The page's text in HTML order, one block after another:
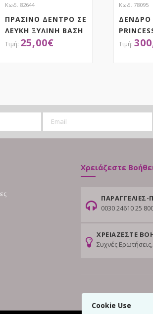
Cookie Use
Κωδ. 82644
ΠΡΑΣΙΝΟ ΔΕΝΤΡΟ ΣΕ
ΛΕΥΚΗ ΞΥΛΙΝΗ ΒΑΣΗ
85ΕΚ25,00€
Κωδ. 78095
ΔΕΝΔΡΟ
ME 300
Χρειάζεστε
0030 24610 25
ΧΡΕΙΑΖΕΣΤΕ
Συχνές